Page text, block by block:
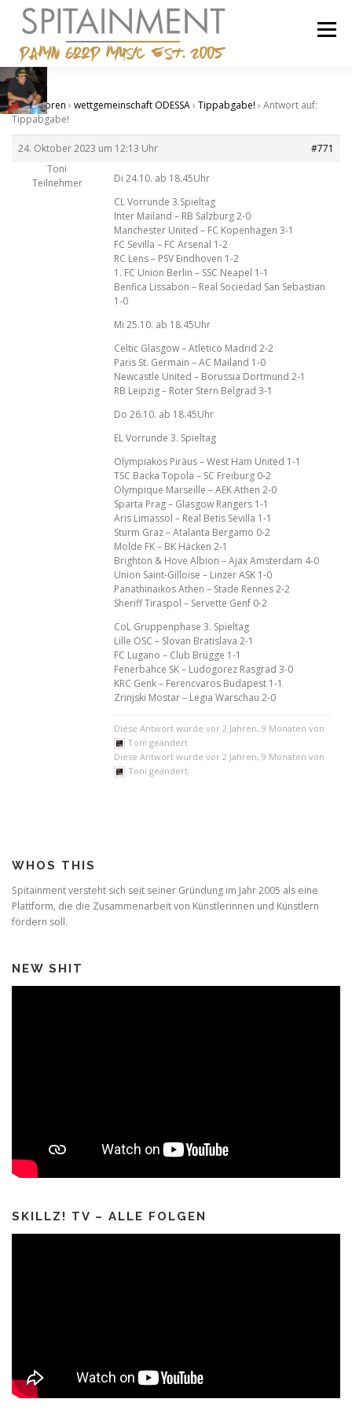
springen
Menü
STARTSEITE
Start›Foren › wettgemeinschaft ODESSA› Tippabgabe! › Antwort auf:
Tippabgabe!
24. Oktober 2023 um 12:13 Uhr
#771
Toni
Teilnehmer
Di 24.10. ab 18.45Uhr
CL Vorrunde 3.Spieltag
Inter Mailand – RB Salzburg 2-0
Manchester United – FC Kopenhagen 3-1
FC Sevilla – FC Arsenal 1-2
RC Lens – PSV Eindhoven 1-2
1. FC Union Berlin – SSC Neapel 1-1
Benfica Lissabon – Real Sociedad San Sebastian
1-0
Mi 25.10. ab 18.45Uhr
Celtic Glasgow – Atletico Madrid 2-2
Paris St. Germain – AC Mailand 1-0
Newcastle United – Borussia Dortmund 2-1
RB Leipzig – Roter Stern Belgrad 3-1
Do 26.10. ab 18.45Uhr
EL Vorrunde 3. Spieltag
Olympiakos Piräus – West Ham United 1-1
TSC Backa Topola – SC Freiburg 0-2
Olympique Marseille – AEK Athen 2-0
Sparta Prag – Glasgow Rangers 1-1
Aris Limassol – Real Betis Sevilla 1-1
Sturm Graz – Atalanta Bergamo 0-2
Molde FK – BK Häcken 2-1
Brighton & Hove Albion – Ajax Amsterdam 4-0
Union Saint-Gilloise – Linzer ASK 1-0
Panathinaikos Athen – Stade Rennes 2-2
Sheriff Tiraspol – Servette Genf 0-2
CoL Gruppenphase 3. Spieltag
Lille OSC – Slovan Bratislava 2-1
FC Lugano – Club Brügge 1-1
Fenerbahce SK – Ludogorez Rasgrad 3-0
KRC Genk – Ferencvaros Budapest 1-1
Zrinjski Mostar – Legia Warschau 2-0
Diese Antwort wurde vor 2 Jahren, 9 Monaten von
Toni geändert.
Diese Antwort wurde vor 2 Jahren, 9 Monaten von
Toni geändert.
WHOS THIS
Spitainment versteht sich seit seiner Gründung im Jahr 2005 als eine
Plattform, die die Zusammenarbeit von Künstlerinnen und Künstlern
fördern soll.
NEW SHIT
SKILLZ! TV – ALLE FOLGEN